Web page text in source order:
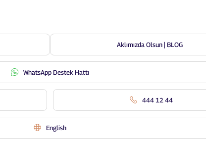
Aklımızda Olsun | BLOG
WhatsApp Destek Hattı
444 12 44
English
Mühendislik Sigortaları